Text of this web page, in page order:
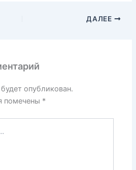
ДАЛЕЕ
опубликован.
помечены *